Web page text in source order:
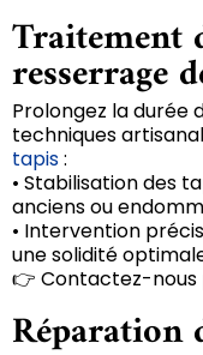
Traitement
resserrage
Prolongez la durée
techniques
tapis:
• Stabilisation des
anciens ou
• Intervention
une solidité
👉 Contactez-nous
Réparation